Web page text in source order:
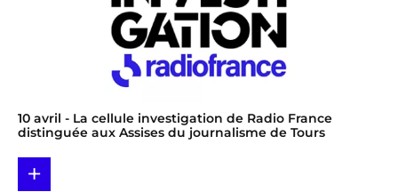
10 avril - La cellule investigation de Radio France
distinguée aux Assises du journalisme de Tours
+